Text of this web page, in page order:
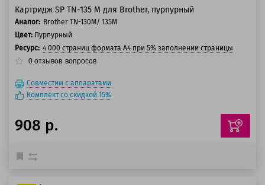
Картридж SP TN-135 M для Brother, пурпурный
Аналог: Brother TN-130M/ 135M
Цвет: Пурпурный
Ресурс: 4 000 страниц формата А4 при 5% заполнении страницы
0 отзывов вопросов
Совместим с аппаратами
Комплект со скидкой 15%
908 р.